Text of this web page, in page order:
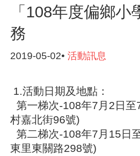
「108年度偏鄉
務
2019-05-02• 活動訊息
1.活動日期及地點：
第一梯次-108年7月2日
村嘉北街96號)
第二梯次-108年7月15日
東里東關路298號)